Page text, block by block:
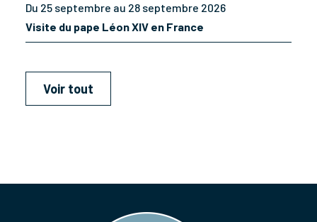
Du 25 septembre au 28 septembre 2026
Visite du pape Léon XIV en France
Voir tout